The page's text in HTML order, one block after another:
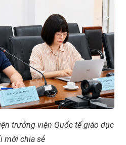
trưởng viện Quốc tế giáo dục
mới chia sẻ